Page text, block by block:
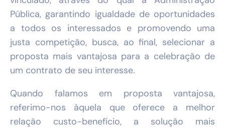
Pública, garantindo igualdade de oportunidades
a todos os interessados e promovendo uma
justa competição, busca, ao final, selecionar a
proposta mais vantajosa para a celebração de
um contrato de seu interesse.
Quando falamos em proposta vantajosa,
referimo-nos àquela que oferece a melhor
relação custo-benefício, a solução mais